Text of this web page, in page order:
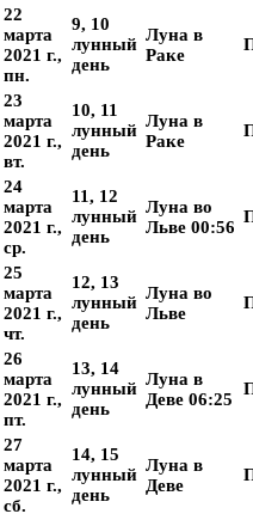
22
марта
2021 г.,
пн.
9, 10
лунный
день
Луна в
Раке
23
марта
2021 г.,
вт.
10, 11
лунный
день
Луна в
Раке
24
марта
2021 г.,
ср.
11, 12
лунный
день
Луна во
Льве 00:56
25
марта
2021 г.,
чт.
12, 13
лунный
день
Луна во
Льве
26
марта
2021 г.,
пт.
13, 14
лунный
день
Луна в
Деве 06:25
27
марта
2021 г.,
сб.
14, 15
лунный
день
Луна в
Деве